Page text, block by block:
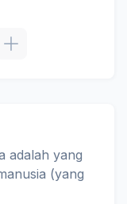
adalah yang
(yang